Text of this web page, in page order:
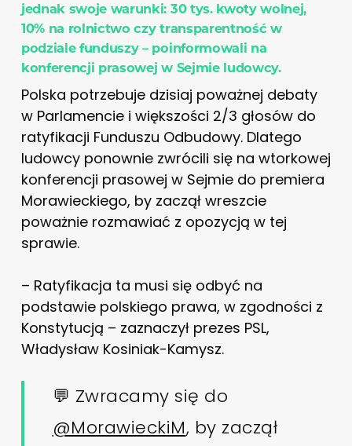
jednak swoje warunki: 30 tys. kwoty wolnej,
10% na rolnictwo czy transparentność w
podziale funduszy – poinformowali na
konferencji prasowej w Sejmie ludowcy.
Polska potrzebuje dzisiaj poważnej debaty
w Parlamencie i większości 2/3 głosów do
ratyfikacji Funduszu Odbudowy. Dlatego
ludowcy ponownie zwrócili się na wtorkowej
konferencji prasowej w Sejmie do premiera
Morawieckiego, by zaczął wreszcie
poważnie rozmawiać z opozycją w tej
sprawie.
– Ratyfikacja ta musi się odbyć na
podstawie polskiego prawa, w zgodności z
Konstytucją – zaznaczył prezes PSL,
Władysław Kosiniak-Kamysz.
💬 Zwracamy się do
@MorawieckiM, by zaczął